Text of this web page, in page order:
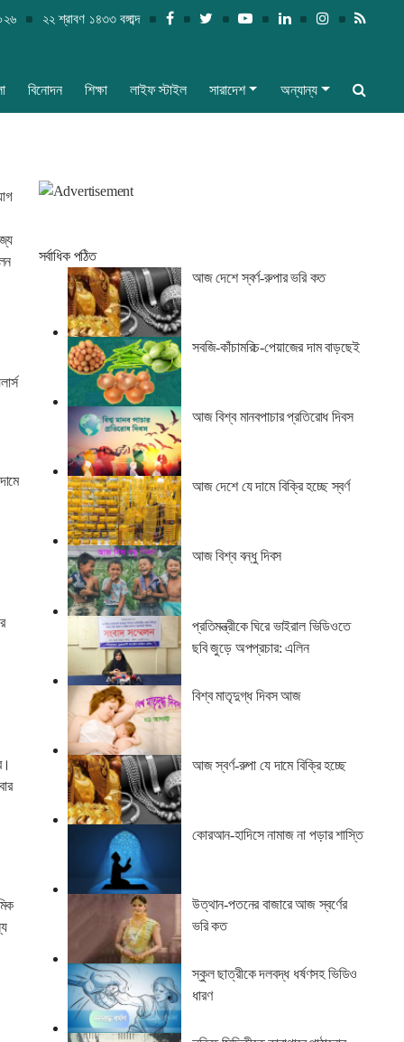
২২ শ্রাবণ ১৪৩৩ বঙ্গাব্দ
বিনোদন শিক্ষা লাইফ স্টাইল সারাদেশ অন্যান্য
সর্বাধিক পঠিত
আজ দেশে স্বর্ণ-রুপার ভরি কত
সবজি-কাঁচামরিচ-পেয়াজের দাম বাড়ছেই
আজ বিশ্ব মানবপাচার প্রতিরোধ দিবস
আজ দেশে যে দামে বিক্রি হচ্ছে স্বর্ণ
আজ বিশ্ব বন্ধু দিবস
প্রতিমন্ত্রীকে ঘিরে ভাইরাল ভিডিওতে
ছবি জুড়ে অপপ্রচার: এলিন
বিশ্ব মাতৃদুগ্ধ দিবস আজ
আজ স্বর্ণ-রুপা যে দামে বিক্রি হচ্ছে
কোরআন-হাদিসে নামাজ না পড়ার শাস্তি
উত্থান-পতনের বাজারে আজ স্বর্ণের
ভরি কত
স্কুল ছাত্রীকে দলবদ্ধ ধর্ষণসহ ভিডিও
ধারণ